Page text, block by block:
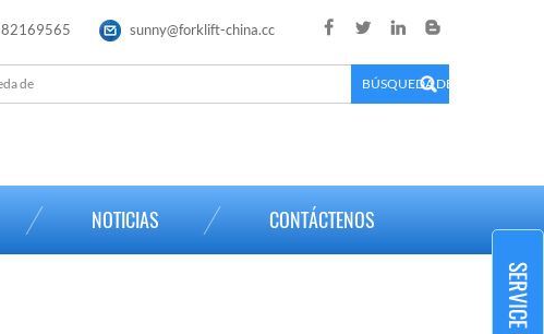
sunny@forklift-china.cc
×
NOTICIAS CONTÁCTENOS